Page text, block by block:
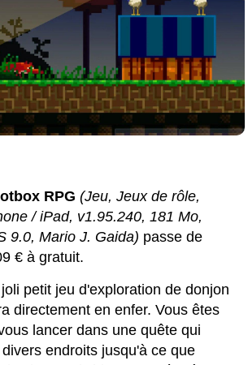
RPG (Jeu, Jeux de rôle,
/ iPad, v1.95.240, 181 Mo,
9.0, Mario J. Gaida) passe de
€ à gratuit.
petit jeu d'exploration de donjon
directement en enfer. Vous êtes
lancer dans une quête qui
endroits jusqu'à ce que